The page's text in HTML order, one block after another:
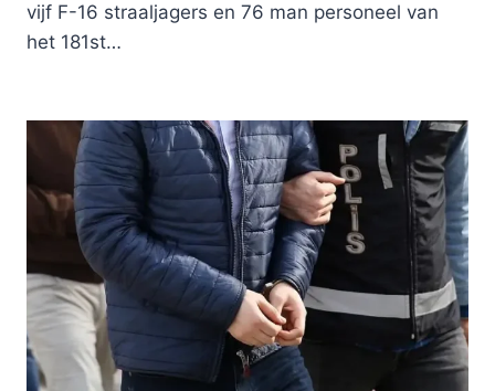
vijf F-16 straaljagers en 76 man personeel van
het 181st…